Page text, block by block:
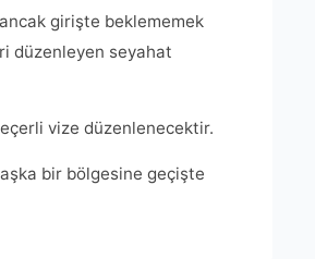
girişte beklememek
düzenleyen seyahat
vize düzenlenecektir.
bir bölgesine geçişte